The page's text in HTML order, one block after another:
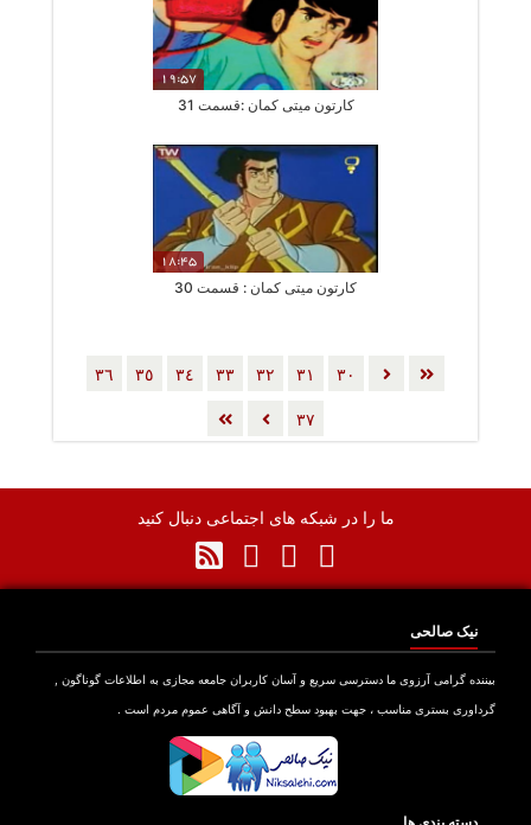
19:57
کارتون میتی کمان :قسمت 31
18:45
کارتون میتی کمان : قسمت 30
٣٠ ٣١ ٣٢ ٣٣ ٣٤ ٣٥ ٣٦
٣٧
ما را در شبکه های اجتماعی دنبال کنید
نیک صالحی
بیننده گرامی آرزوی ما دسترسی سریع و آسان کاربران جامعه مجازی به اطلاعات گوناگون ,
گرداوری بستری مناسب ، جهت بهبود سطح دانش و آگاهی عموم مردم است .